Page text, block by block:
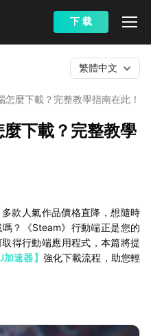
下 载
怎麼下載？完整教學指南在此！
繁體中文
麼下載？完整教學
款人氣作品價格直降，想隨時
？《Steam》行動端正是您的
得行動端應用程式，本篇將提
加速器】 強化下載流程，助您輕